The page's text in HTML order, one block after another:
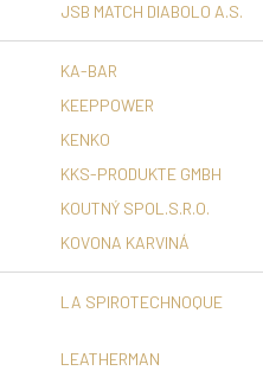
JSB MATCH DIABOLO A.S.
KA-BAR
KEEPPOWER
KENKO
KKS-PRODUKTE GMBH
KOUTNÝ SPOL.S.R.O.
KOVONA KARVINÁ
LA SPIROTECHNOQUE
LEATHERMAN